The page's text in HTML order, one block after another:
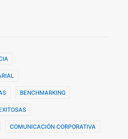
BENCHMARKING
COMUNICACIÓN CORPORATIVA